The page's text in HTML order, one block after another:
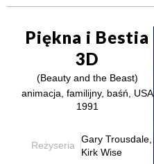
Piękna i Bestia
3D
(Beauty and the Beast)
animacja, familijny, baśń, USA
1991
Reżyseria
Gary Trousdale,
Kirk Wise